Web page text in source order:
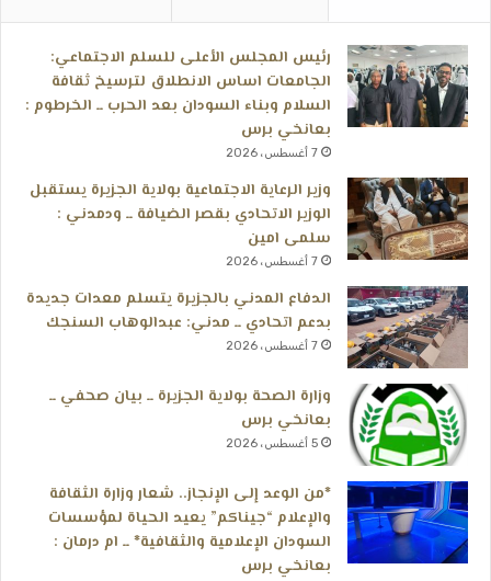
رئيس المجلس الأعلى للسلم الاجتماعي:
الجامعات اساس الانطلاق لترسيخ ثقافة
السلام وبناء السودان بعد الحرب ــ الخرطوم :
بعانخي برس
7 أغسطس، 2026
وزير الرعاية الاجتماعية بولاية الجزيرة يستقبل
الوزير الاتحادي بقصر الضيافة ــ ودمدني :
سلمى امين
7 أغسطس، 2026
الدفاع المدني بالجزيرة يتسلم معدات جديدة
بدعم اتحادي ــ مدني: عبدالوهاب السنجك
7 أغسطس، 2026
وزارة الصحة بولاية الجزيرة ــ بيان صحفي ــ
بعانخي برس
5 أغسطس، 2026
*من الوعد إلى الإنجاز.. شعار وزارة الثقافة
والإعلام “جيناكم” يعيد الحياة لمؤسسات
السودان الإعلامية والثقافية* ــ ام درمان :
بعانخي برس